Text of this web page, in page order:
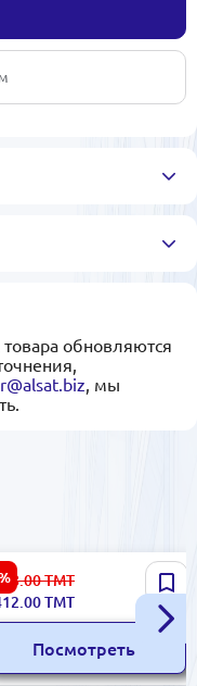
обновляются
, мы
Döküm DD-PPlus-
| Радиатор (комби
водяное
ТМТ
ТМТ
Посмотреть